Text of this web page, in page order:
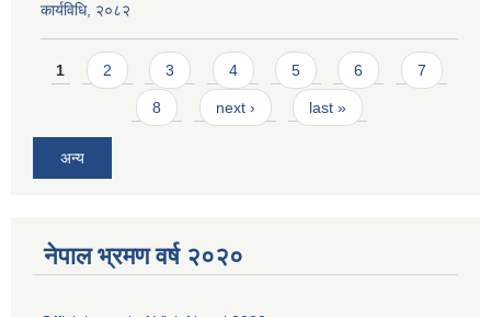
कार्यविधि, २०८२
Pages
1 2 3 4 5 6 7
8 next › last »
अन्य
नेपाल भ्रमण वर्ष २०२०